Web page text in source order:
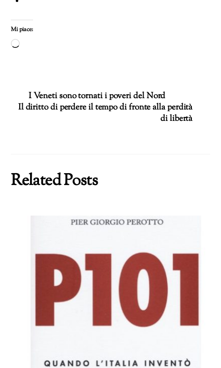
Mi piace:
Caricamento
I Veneti sono tornati i poveri del Nord
Il diritto di perdere il tempo di fronte alla perdità
di libertà
Related Posts